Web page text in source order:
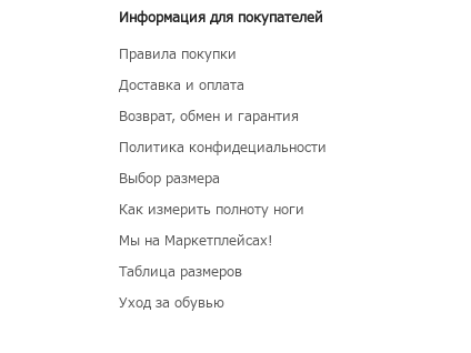
Информация для покупателей
Правила покупки
Доставка и оплата
Возврат, обмен и гарантия
Политика конфидециальности
Выбор размера
Как измерить полноту ноги
Мы на Маркетплейсах!
Таблица размеров
Уход за обувью